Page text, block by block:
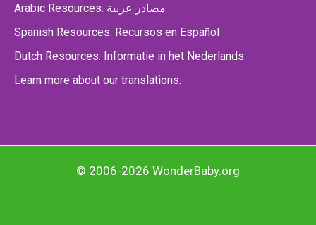
Arabic Resources: مصادر عربية
Spanish Resources: Recursos en Español
Dutch Resources: Informatie in het Nederlands
Learn more about our translations.
© 2006-2026 WonderBaby.org